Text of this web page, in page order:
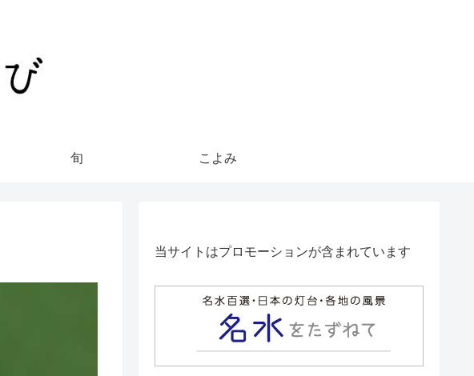
旬 こよみ
当サイトはプロモーションが含まれています